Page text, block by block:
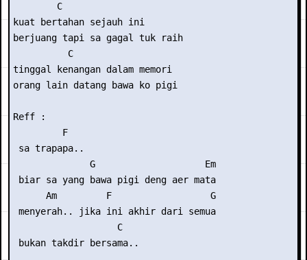
        C
kuat bertahan sejauh ini
berjuang tapi sa gagal tuk raih
          C
tinggal kenangan dalam memori
orang lain datang bawa ko pigi
Reff :
         F
sa trapapa..
              G                    Em
biar sa yang bawa pigi deng aer mata
      Am         F                  G
menyerah.. jika ini akhir dari semua
                   C
bukan takdir bersama..